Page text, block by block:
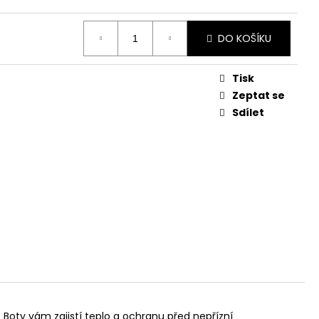
DO KOŠÍKU
Tisk
Zeptat se
Sdílet
Boty vám zajistí teplo a ochranu před nepřízní